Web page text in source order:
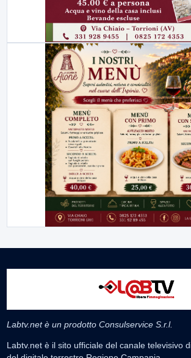
Labtv.net è un prodotto Consulservice S.r.l.
Labtv.net è il sito ufficiale del canale televisivo